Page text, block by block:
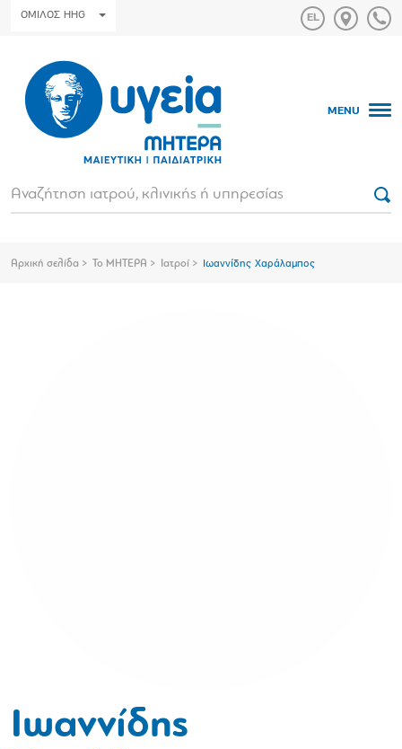
ΟΜΙΛΟΣ HHG
MENU
Αρχική σελίδα Το ΜΗΤΕΡΑ Ιατροί Ιωαννίδης Χαράλαμπος
Ιωαννίδης